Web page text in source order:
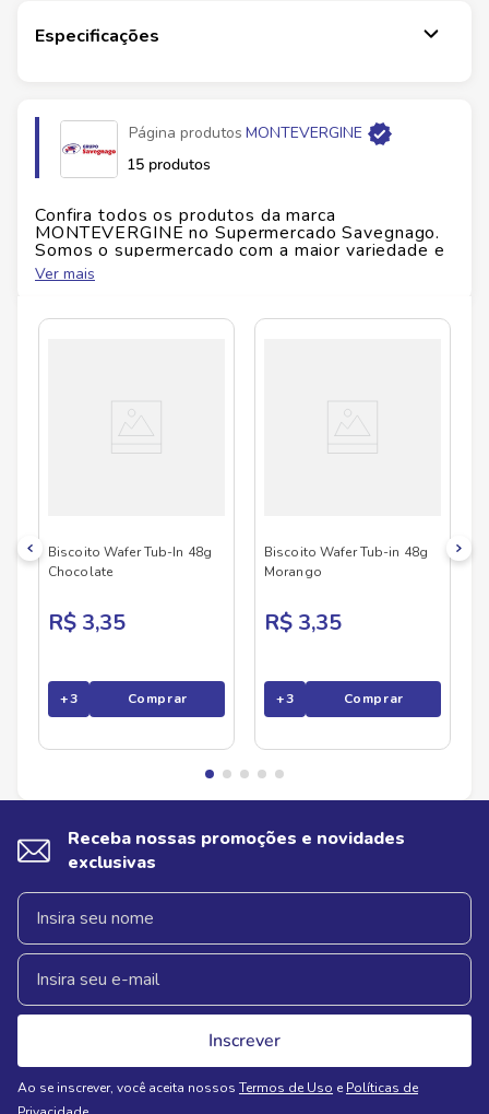
Especificações
Página produtos MONTEVERGINE
15 produtos
Confira todos os produtos da marca
MONTEVERGINE no Supermercado Savegnago.
Somos o supermercado com a maior variedade e
qualidade do Brasil!
de produtos MONTEVERGINE, confira abaixo:
Ver mais
Biscoito Wafer Tub-In 48g
Chocolate
R$ 3,35
+3 Comprar
Biscoito Wafer Tub-in 48g
Morango
R$ 3,35
+3 Comprar
Receba nossas promoções e novidades
exclusivas
Inscrever
Ao se inscrever, você aceita nossos Termos de Uso e Políticas de